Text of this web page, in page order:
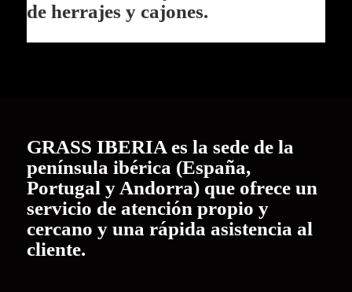
de herrajes y cajones.
GRASS IBERIA es la sede de la
península ibérica (España,
Portugal y Andorra) que ofrece un
servicio de atención propio y
cercano y una rápida asistencia al
cliente.